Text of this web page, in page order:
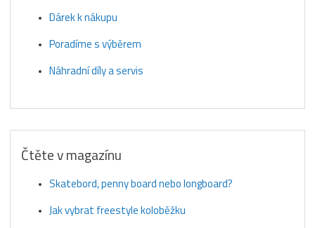
Dárek k nákupu
Poradíme s výběrem
Náhradní díly a servis
Čtěte v magazínu
Skatebord, penny board nebo longboard?
Jak vybrat freestyle koloběžku